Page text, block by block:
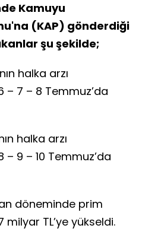
Kamuyu
(KAP) gönderdiği
şu şekilde;
halka arzı
– 7 – 8 Temmuz’da
halka arzı
9 – 10 Temmuz’da
döneminde prim
milyar TL’ye yükseldi.